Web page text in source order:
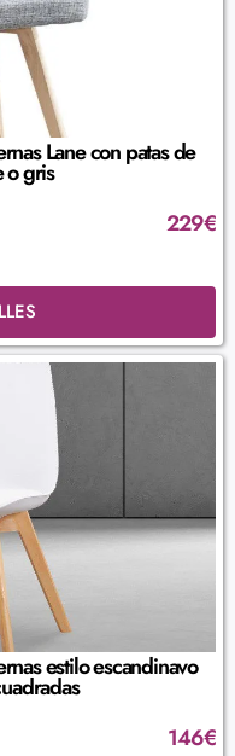
Lane con patas de
o gris
229€
estilo escandinavo
146€